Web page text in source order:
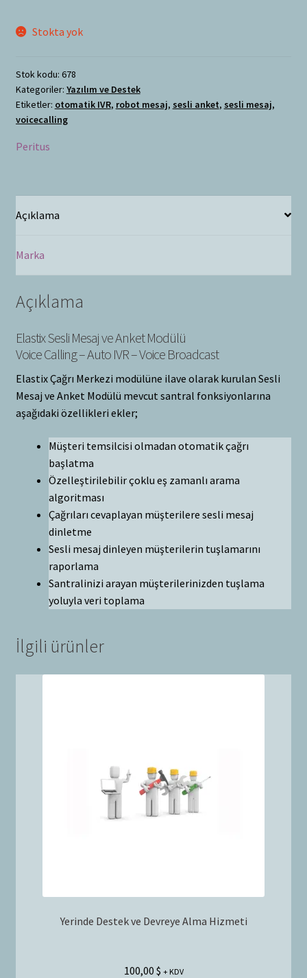
Stokta yok
Stok kodu: 678
Kategoriler: Yazılım ve Destek
Etiketler: otomatik IVR, robot mesaj, sesli anket, sesli mesaj,
voicecalling
Peritus
Açıklama
Marka
Açıklama
Elastix Sesli Mesaj ve Anket Modülü
Voice Calling – Auto IVR – Voice Broadcast
Elastix Çağrı Merkezi modülüne ilave olarak kurulan Sesli
Mesaj ve Anket Modülü mevcut santral fonksiyonlarına
aşağıdaki özellikleri ekler;
Müşteri temsilcisi olmadan otomatik çağrı
başlatma
Özelleştirilebilir çoklu eş zamanlı arama
algoritması
Çağrıları cevaplayan müşterilere sesli mesaj
dinletme
Sesli mesaj dinleyen müşterilerin tuşlamarını
raporlama
Santralinizi arayan müşterilerinizden tuşlama
yoluyla veri toplama
İlgili ürünler
Yerinde Destek ve Devreye Alma Hizmeti
100,00 $ + KDV